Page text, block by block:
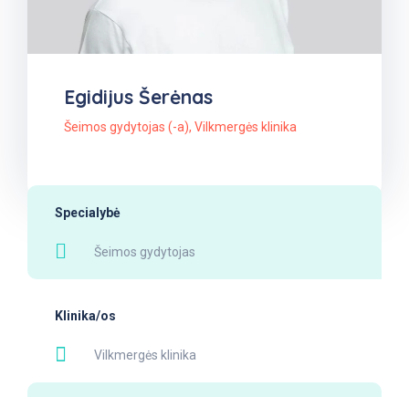
Egidijus Šerėnas
Šeimos gydytojas (-a), Vilkmergės klinika
Specialybė
Šeimos gydytojas
Klinika/os
Vilkmergės klinika